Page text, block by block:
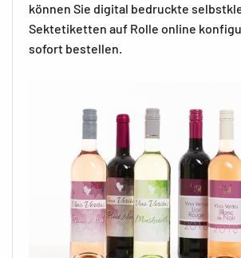
können Sie digital bedruckte
Sektetiketten auf Rolle online
sofort bestellen.